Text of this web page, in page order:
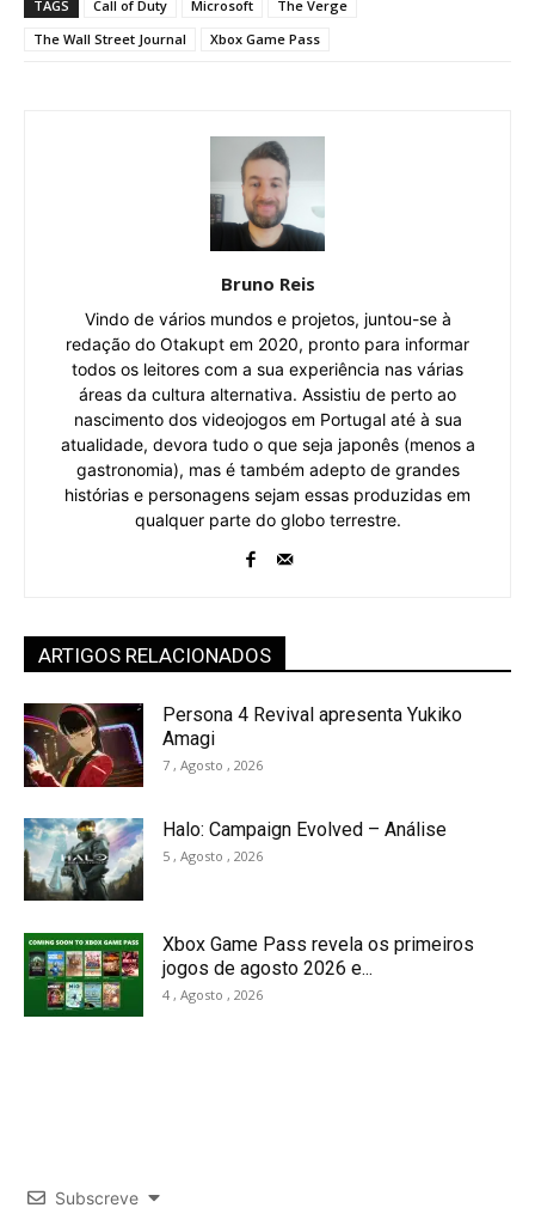
TAGS Call of Duty Microsoft
The Verge
The Wall Street Journal
Xbox Game Pass
Bruno Reis
Vindo de vários mundos e projetos, juntou-se à
redação do Otakupt em 2020, pronto para informar
todos os leitores com a sua experiência nas várias
áreas da cultura alternativa. Assistiu de perto ao
nascimento dos videojogos em Portugal até à sua
atualidade, devora tudo o que seja japonês (menos a
gastronomia), mas é também adepto de grandes
histórias e personagens sejam essas produzidas em
qualquer parte do globo terrestre.
ARTIGOS RELACIONADOS
Persona 4 Revival apresenta Yukiko
Amagi
7 , Agosto , 2026
Halo: Campaign Evolved – Análise
5 , Agosto , 2026
Xbox Game Pass revela os primeiros
jogos de agosto 2026 e...
4 , Agosto , 2026
Subscreve